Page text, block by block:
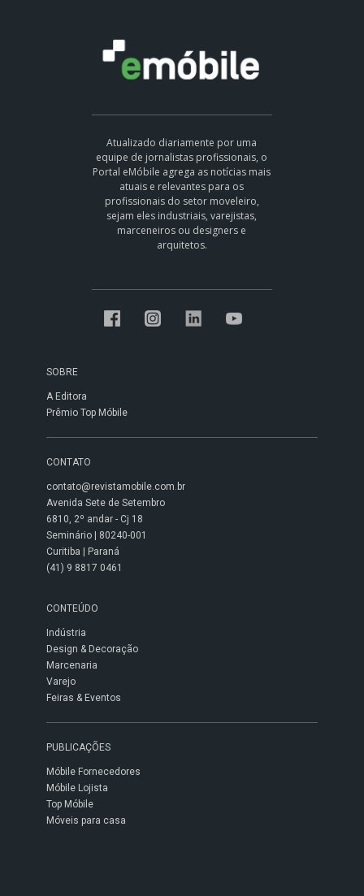
Atualizado diariamente por uma
equipe de jornalistas profissionais, o
Portal eMóbile agrega as notícias mais
atuais e relevantes para os
profissionais do setor moveleiro,
sejam eles industriais, varejistas,
marceneiros ou designers e
arquitetos.
SOBRE
A Editora
Prêmio Top Móbile
CONTATO
contato@revistamobile.com.br
Avenida Sete de Setembro
6810, 2º andar - Cj 18
Seminário | 80240-001
Curitiba | Paraná
(41) 9 8817 0461
CONTEÚDO
Indústria
Design & Decoração
Marcenaria
Varejo
Feiras & Eventos
PUBLICAÇÕES
Móbile Fornecedores
Móbile Lojista
Top Móbile
Móveis para casa